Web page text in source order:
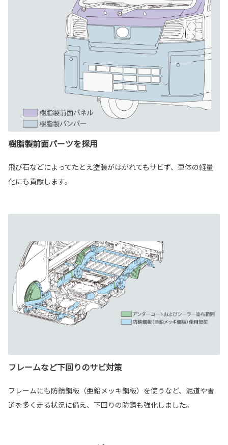
樹脂製前面パーツを採用
飛び石などによってたとえ塗装がはがれてもサビず、車体の軽量
化にも貢献します。
フレームなど下回りのサビ対策
フレームにも防錆鋼板（亜鉛メッキ鋼板）を使うなど、泥道や雪
道を多く走る状況に備え、下回りの防錆も強化しました。